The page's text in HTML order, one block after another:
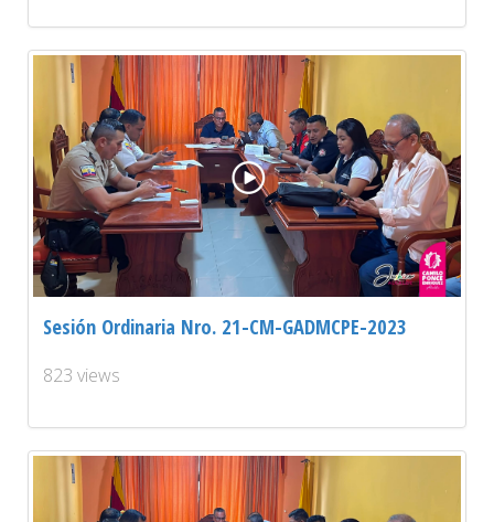
Sesión Ordinaria Nro. 21-CM-GADMCPE-2023
823 views